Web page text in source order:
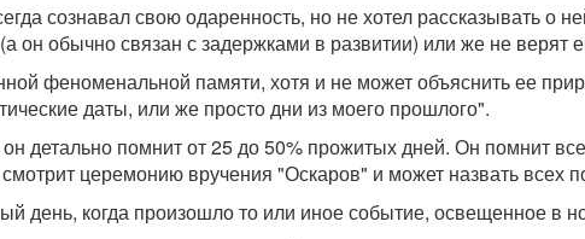
сознавал свою одаренность, но не хотел рассказывать о
он обычно связан с задержками в развитии) или же не верят
феноменальной памяти, хотя и не может объяснить ее
даты, или же просто дни из моего прошлого".
детально помнит от 25 до 50% прожитых дней. Он помнит
церемонию вручения "Оскаров" и может назвать всех
день, когда произошло то или иное событие, освещенное в